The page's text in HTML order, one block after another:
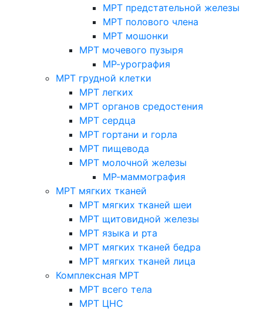
МРТ предстательной железы
МРТ полового члена
МРТ мошонки
МРТ мочевого пузыря
МР-урография
МРТ грудной клетки
МРТ легких
МРТ органов средостения
МРТ сердца
МРТ гортани и горла
МРТ пищевода
МРТ молочной железы
МР-маммография
МРТ мягких тканей
МРТ мягких тканей шеи
МРТ щитовидной железы
МРТ языка и рта
МРТ мягких тканей бедра
МРТ мягких тканей лица
Комплексная МРТ
МРТ всего тела
МРТ ЦНС